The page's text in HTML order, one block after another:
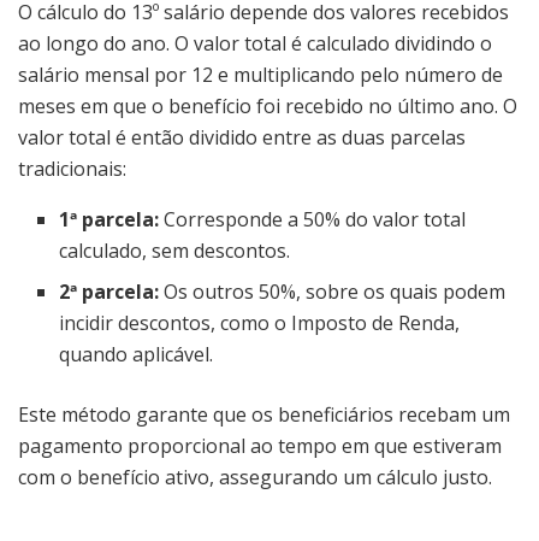
O cálculo do 13º salário depende dos valores recebidos
ao longo do ano. O valor total é calculado dividindo o
salário mensal por 12 e multiplicando pelo número de
meses em que o benefício foi recebido no último ano. O
valor total é então dividido entre as duas parcelas
tradicionais:
1ª parcela:Corresponde a 50% do valor total
calculado, sem descontos.
2ª parcela:Os outros 50%, sobre os quais podem
incidir descontos, como o Imposto de Renda,
quando aplicável.
Este método garante que os beneficiários recebam um
pagamento proporcional ao tempo em que estiveram
com o benefício ativo, assegurando um cálculo justo.